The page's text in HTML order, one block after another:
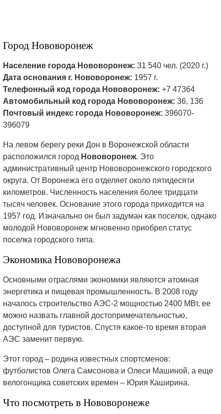
Город Нововоронеж
Население города Нововоронеж: 31 540 чел. (2020 г.)
Дата основания г. Нововоронеж: 1957 г.
Телефонный код города Нововоронеж: +7 47364
Автомобильный код города Нововоронеж: 36, 136
Почтовый индекс города Нововоронеж: 396070-
396079
На левом берегу реки Дон в Воронежской области
расположился город Нововоронеж. Это
административный центр Нововоронежского городского
округа. От Воронежа его отделяет около пятидесяти
километров. Численность населения более тридцати
тысяч человек. Основание этого города приходится на
1957 год. Изначально он был задуман как поселок, однако
молодой Нововоронеж мгновенно приобрел статус
поселка городского типа.
Экономика Нововоронежа
Основными отраслями экономики являются атомная
энергетика и пищевая промышленность. В 2008 году
началось строительство АЭС-2 мощностью 2400 МВт, ее
можно назвать главной достопримечательностью,
доступной для туристов. Спустя какое-то время вторая
АЭС заменит первую.
Этот город – родина известных спортсменов:
футболистов Олега Самсонова и Олеси Машиной, а еще
велогонщика советских времен – Юрия Каширина.
Что посмотреть в Нововоронеже